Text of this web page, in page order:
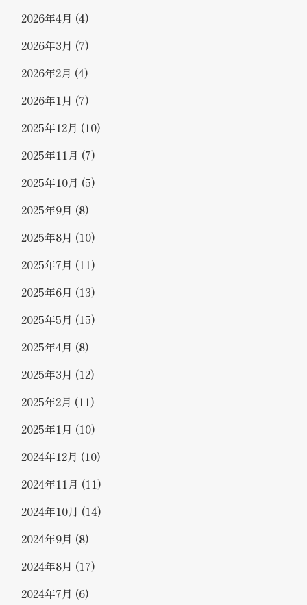
2026年4月 (4)
2026年3月 (7)
2026年2月 (4)
2026年1月 (7)
2025年12月 (10)
2025年11月 (7)
2025年10月 (5)
2025年9月 (8)
2025年8月 (10)
2025年7月 (11)
2025年6月 (13)
2025年5月 (15)
2025年4月 (8)
2025年3月 (12)
2025年2月 (11)
2025年1月 (10)
2024年12月 (10)
2024年11月 (11)
2024年10月 (14)
2024年9月 (8)
2024年8月 (17)
2024年7月 (6)